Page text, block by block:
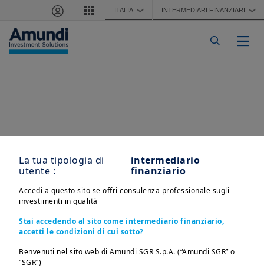
Salta al contenuto principale
ITALIA ❯ INTERMEDIARI FINANZIARI ❯
La tua tipologia di
utente :
intermediario
finanziario
Accedi a questo sito se offri consulenza professionale sugli
investimenti in qualità
Stai accedendo al sito come intermediario finanziario,
accetti le condizioni di cui sotto?
Benvenuti nel sito web di Amundi SGR S.p.A. (“Amundi SGR” o
“SGR”)